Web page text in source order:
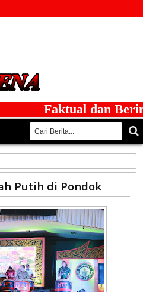
Faktual dan
Putih di Pondok